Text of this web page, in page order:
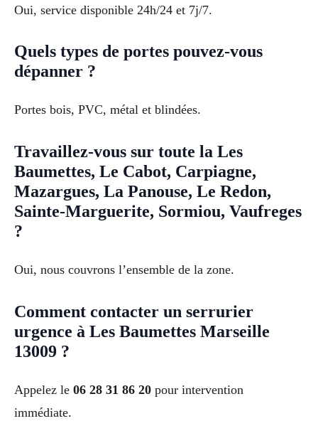
Oui, service disponible 24h/24 et 7j/7.
Quels types de portes pouvez-vous
dépanner ?
Portes bois, PVC, métal et blindées.
Travaillez-vous sur toute la Les
Baumettes, Le Cabot, Carpiagne,
Mazargues, La Panouse, Le Redon,
Sainte-Marguerite, Sormiou, Vaufreges
?
Oui, nous couvrons l’ensemble de la zone.
Comment contacter un serrurier
urgence à Les Baumettes Marseille
13009 ?
Appelez le 06 28 31 86 20 pour intervention
immédiate.